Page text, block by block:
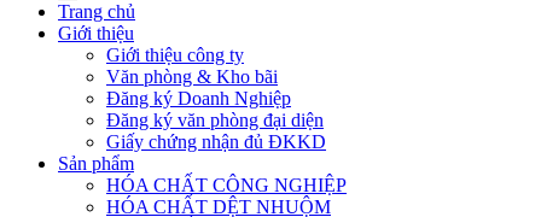
Trang chủ
Giới thiệu
Giới thiệu công ty
Văn phòng & Kho bãi
Đăng ký Doanh Nghiệp
Đăng ký văn phòng đại diện
Giấy chứng nhận đủ ĐKKD
Sản phẩm
HÓA CHẤT CÔNG NGHIỆP
HÓA CHẤT DỆT NHUỘM